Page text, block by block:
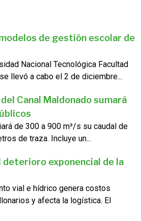
de gestión escolar de
Nacional Tecnológica Facultad
llevó a cabo el 2 de diciembre...
Canal Maldonado sumará
de 300 a 900 m³/s su caudal de
de traza. Incluye un...
exponencial de la
vial e hídrico genera costos
y afecta la logística. El